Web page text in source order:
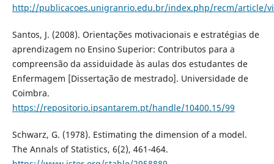
http://publicacoes.unigranrio.edu.br/index.php/recm/article/
Santos, J. (2008). Orientações motivacionais e estratégias de
aprendizagem no Ensino Superior: Contributos para a
compreensão da assiduidade às aulas dos estudantes de
Enfermagem [Dissertação de mestrado]. Universidade de
Coimbra.
https://repositorio.ipsantarem.pt/handle/10400.15/99
Schwarz, G. (1978). Estimating the dimension of a model.
The Annals of Statistics, 6(2), 461-464.